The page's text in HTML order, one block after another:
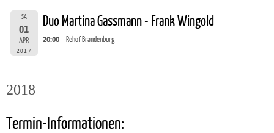
SA
01
APR
2017
Duo Martina Gassmann - Frank Wingold
20:00 Rehof Brandenburg
2018
Termin-Informationen: